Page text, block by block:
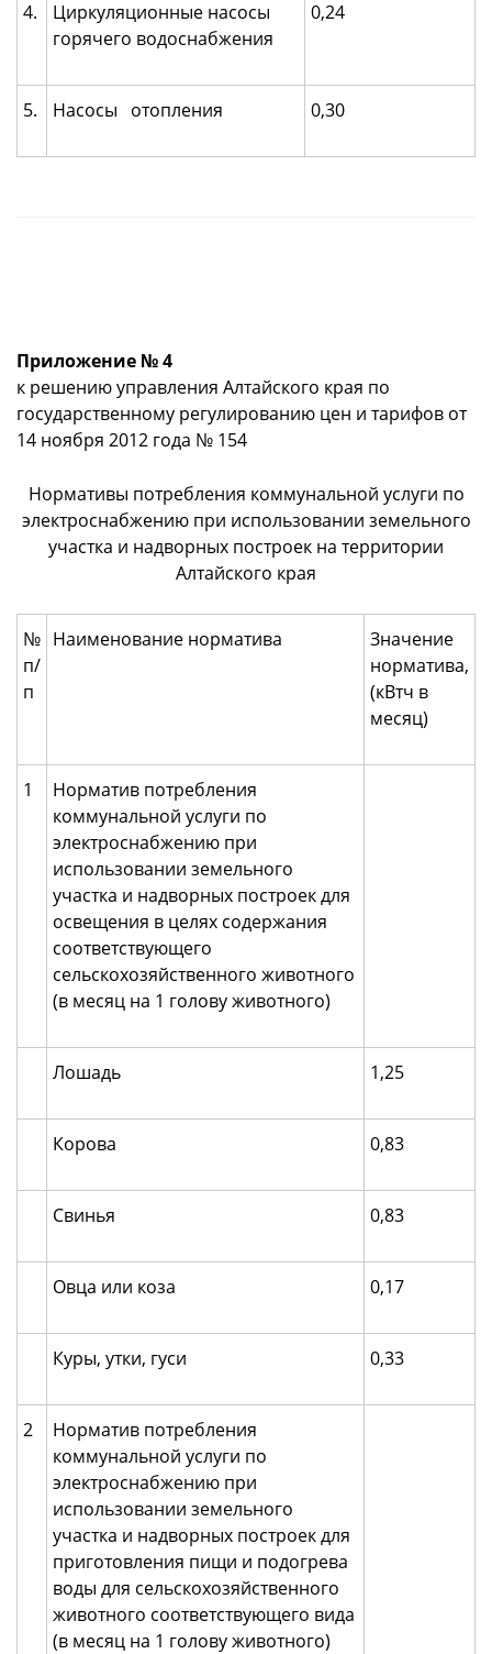
4.
Циркуляционные насосы
горячего водоснабжения
0,24
5. Насосы отопления 0,30
Приложение № 4
к решению управления Алтайского края по
государственному регулированию цен и тарифов от
14 ноября 2012 года № 154
Нормативы потребления коммунальной услуги по
электроснабжению при использовании земельного
участка и надворных построек на территории
Алтайского края
№
п/
п
Наименование норматива
Значение
норматива,
(кВтч в
месяц)
1
Норматив потребления
коммунальной услуги по
электроснабжению при
использовании земельного
участка и надворных построек для
освещения в целях содержания
соответствующего
сельскохозяйственного животного
(в месяц на 1 голову животного)
Лошадь 1,25
Корова 0,83
Свинья 0,83
Овца или коза 0,17
Куры, утки, гуси 0,33
2
Норматив потребления
коммунальной услуги по
электроснабжению при
использовании земельного
участка и надворных построек для
приготовления пищи и подогрева
воды для сельскохозяйственного
животного соответствующего вида
(в месяц на 1 голову животного)